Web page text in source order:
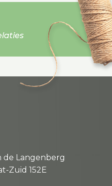
de Langenberg
Zuid 152E